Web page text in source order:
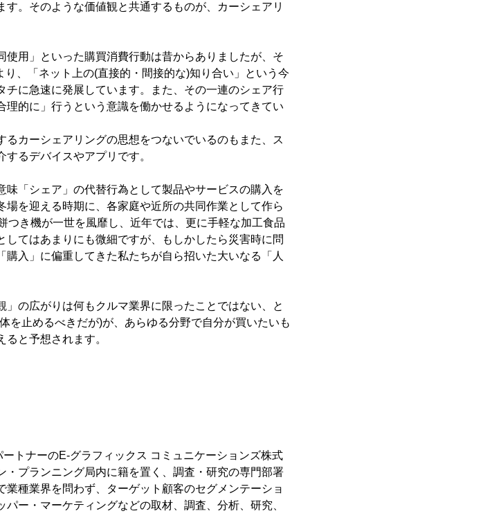
。そのような価値観と共通するものが、カーシェアリ
用」といった購買消費行動は昔からありましたが、そ
、「ネット上の(直接的・間接的な)知り合い」という今
チに急速に発展しています。また、その一連のシェア行
的に」行うという意識を働かせるようになってきてい
カーシェアリングの思想をつないでいるのもまた、ス
るデバイスやアプリです。
「シェア」の代替行為として製品やサービスの購入を
を迎える時期に、各家庭や近所の共同作業として作ら
つき機が一世を風靡し、近年では、更に手軽な加工食品
てはあまりにも微細ですが、もしかしたら災害時に問
入」に偏重してきた私たちが自ら招いた大いなる「人
の広がりは何もクルマ業界に限ったことではない、と
を止めるべきだが)が、あらゆる分野で自分が買いたいも
と予想されます。
トナーのE-グラフィックス コミュニケーションズ株式
プランニング局内に籍を置く、調査・研究の専門部署
種業界を問わず、ターゲット顧客のセグメンテーショ
ー・マーケティングなどの取材、調査、分析、研究、